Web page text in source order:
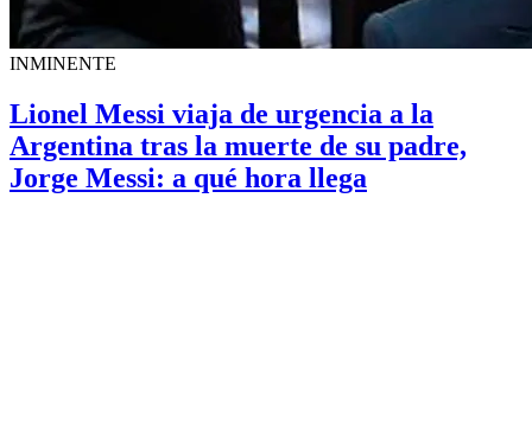
INMINENTE
Lionel Messi viaja de urgencia a la
Argentina tras la muerte de su padre,
Jorge Messi: a qué hora llega